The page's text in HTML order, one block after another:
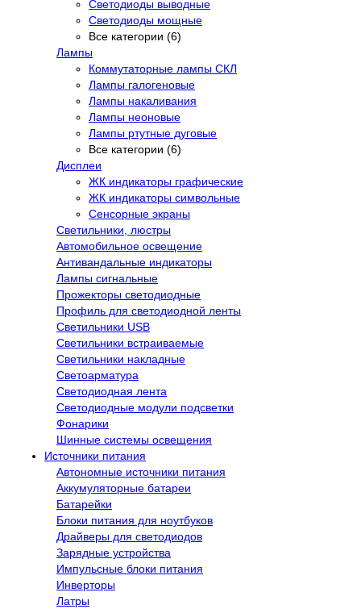
Светодиоды выводные
Светодиоды мощные
Все категории (6)
Лампы
Коммутаторные лампы СКЛ
Лампы галогеновые
Лампы накаливания
Лампы неоновые
Лампы ртутные дуговые
Все категории (6)
Дисплеи
ЖК индикаторы графические
ЖК индикаторы символьные
Сенсорные экраны
Cветильники, люстры
Автомобильное освещение
Антивандальные индикаторы
Лампы сигнальные
Прожекторы светодиодные
Профиль для светодиодной ленты
Светильники USB
Светильники встраиваемые
Светильники накладные
Светоарматура
Светодиодная лента
Светодиодные модули подсветки
Фонарики
Шинные системы освещения
Источники питания
Автономные источники питания
Аккумуляторные батареи
Батарейки
Блоки питания для ноутбуков
Драйверы для светодиодов
Зарядные устройства
Импульсные блоки питания
Инверторы
Латры